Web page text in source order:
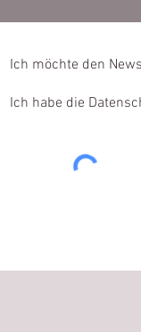
Ich möchte den
Ich habe die